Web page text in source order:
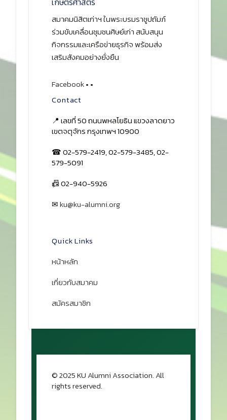
สมาคมนิสิตเก่ามหาวิทยาลัย
เกษตรศาสตร์
ร่วมขับเคลื่อนชุมชนศิษย์เก่า สนับสนุน
กิจกรรมและเครือข่ายธุรกิจ พร้อมส่ง
เสริมสังคมอย่างยั่งยืน
Facebook••
📍 เลขที่ 50 ถนนพหลโยธิน แขวงลาดยาว
☎ 02-579-2419, 02-579-3485, 02-
579-5091
📠 02-940-5926
✉ku@ku-alumni.org
หน้าหลัก